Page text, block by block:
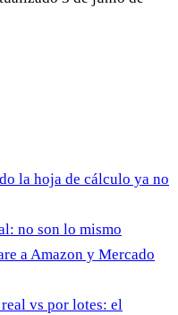
la hoja de cálculo ya no
no son lo mismo
a Amazon y Mercado
vs por lotes: el